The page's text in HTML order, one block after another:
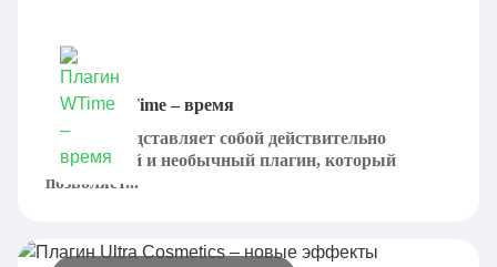
Плагин WTime – время
WTime представляет собой действительно
интересный и необычный плагин, который
позволяет...